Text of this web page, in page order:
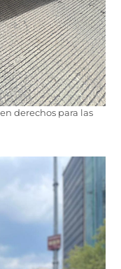
derechos para las